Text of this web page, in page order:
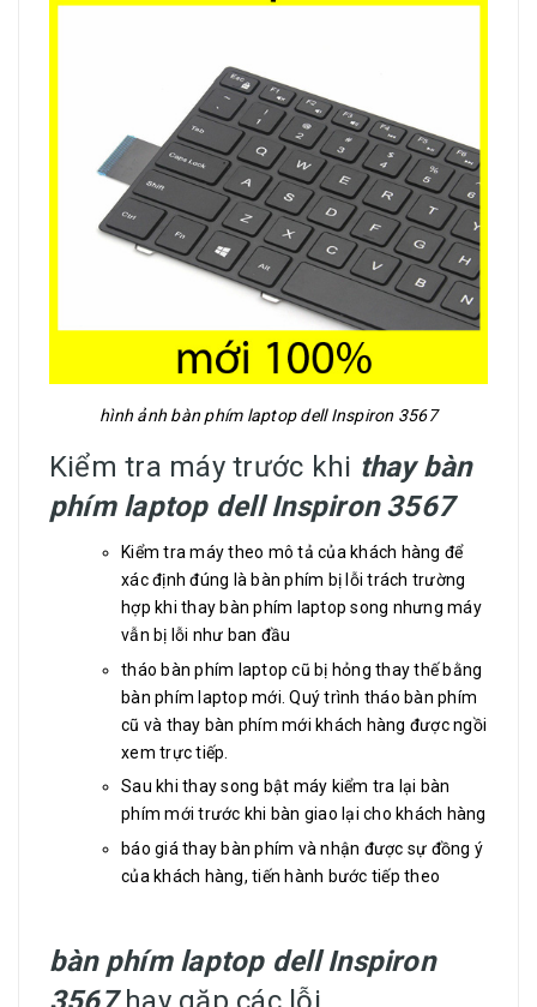
hình ảnh bàn phím laptop dell Inspiron 3567
Kiểm tra máy trước khi thay bàn
phím laptop dell Inspiron 3567
Kiểm tra máy theo mô tả của khách hàng để
xác định đúng là bàn phím bị lỗi trách trường
hợp khi thay bàn phím laptop song nhưng máy
vẫn bị lỗi như ban đầu
tháo bàn phím laptop cũ bị hỏng thay thế bằng
bàn phím laptop mới. Quý trình tháo bàn phím
cũ và thay bàn phím mới khách hàng được ngồi
xem trực tiếp.
Sau khi thay song bật máy kiểm tra lại bàn
phím mới trước khi bàn giao lại cho khách hàng
báo giá thay bàn phím và nhận được sự đồng ý
của khách hàng, tiến hành bước tiếp theo
bàn phím laptop dell Inspiron